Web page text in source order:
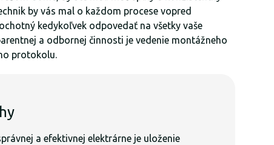
by vás mal o každom procese vopred
kedykoľvek odpovedať na všetky vaše
a odbornej činnosti je vedenie montážneho
protokolu.
a efektivnej elektrárne je uloženie